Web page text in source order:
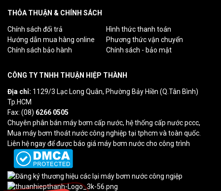
THỎA THUẬN & CHÍNH SÁCH
Chính sách đổi trả
Hình thức thanh toán
Hướng dẫn mua hàng online
Phương thức vận chuyển
Chính sách bảo hành
Chính sách - bảo mật
CÔNG TY TNHH THUẬN HIỆP THÀNH
Địa chỉ: 1129/3 Lạc Long Quân, Phường Bảy Hiền (Q.Tân Bình)
Tp.HCM
Fax: (08) 6266 0505
Chuyên phân bán máy bơm cấp nước, hệ thống cấp nước pccc,
Mua máy bơm thoát nước công nghiệp tại tphcm và toàn quốc.
Liên hệ ngay để được báo giá máy bơm nước cho công trình